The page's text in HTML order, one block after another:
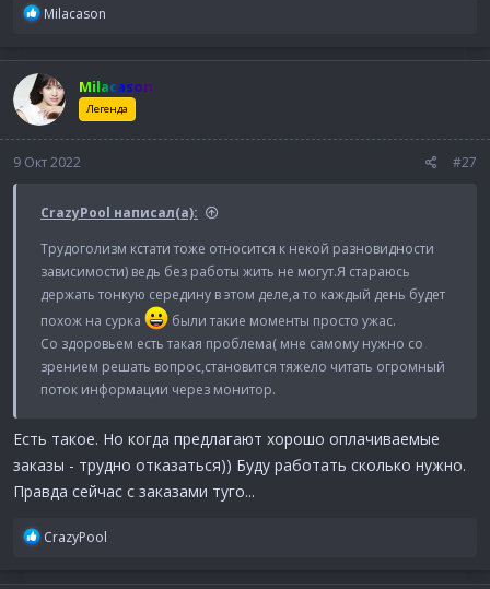
Р
к
ц
и
и
Milacason
Milacason
Легенда
9 Окт 2022 #27
CrazyPool написал(а):
Трудоголизм кстати тоже относится к некой разновидности
зависимости) ведь без работы жить не могут.Я стараюсь
держать тонкую середину в этом деле,а то каждый день будет
похож на сурка
были такие моменты просто ужас.
Со здоровьем есть такая проблема( мне самому нужно со
зрением решать вопрос,становится тяжело читать огромный
поток информации через монитор.
Есть такое. Но когда предлагают хорошо оплачиваемые
заказы - трудно отказаться)) Буду работать сколько нужно.
Правда сейчас с заказами туго...
Р
CrazyPool